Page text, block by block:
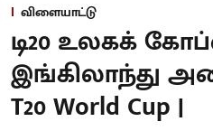
விளையாட்டு
டி20 உலகக்
இங்கிலாந்து
T20 World Cup |